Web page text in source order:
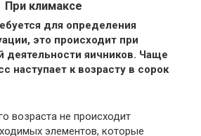
При климаксе
для определения
это происходит при
деятельности яичников. Чаще
наступает к возрасту в сорок
возраста не происходит
элементов, которые